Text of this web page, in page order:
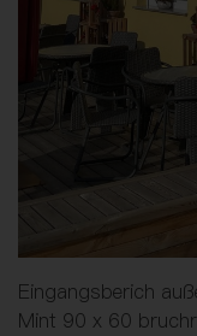
Eingangsberich
Mint 90 x 60